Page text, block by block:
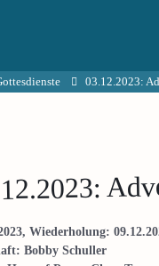
03.12.2023:
Wiederholung:
Bobby Schuller